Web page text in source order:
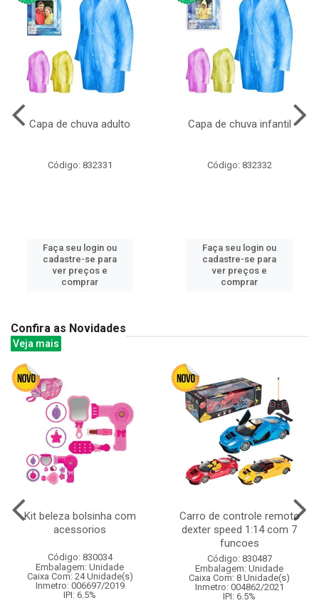
Capa de chuva adulto
Código: 832331
Faça seu login ou
cadastre-se para
ver preços e
comprar
Capa de chuva infantil
Código: 832332
Faça seu login ou
cadastre-se para
ver preços e
comprar
Confira as Novidades
Veja mais
Kit beleza bolsinha com
acessorios
Código: 830034
Embalagem: Unidade
Caixa Com: 24 Unidade(s)
Inmetro: 006697/2019
IPI: 6.5%
Carro de controle remoto
dexter speed 1:14 com 7
funcoes
Código: 830487
Embalagem: Unidade
Caixa Com: 8 Unidade(s)
Inmetro: 004862/2021
IPI: 6.5%